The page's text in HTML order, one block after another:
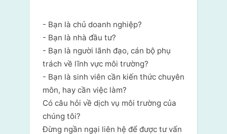
- Bạn là chủ doanh nghiệp?
- Bạn là nhà đầu tư?
- Bạn là người lãnh đạo, cán bộ phụ
trách về lĩnh vực môi trường?
- Bạn là sinh viên cần kiến thức chuyên
môn, hay cần việc làm?
Có câu hỏi về dịch vụ môi trường của
chúng tôi?
Đừng ngần ngại liên hệ để được tư vấn